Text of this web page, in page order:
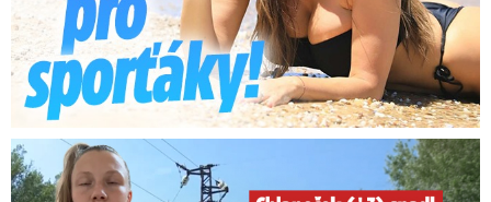
Smrtelný pád chlapce: Matka vydala vyjádření na 16 stran